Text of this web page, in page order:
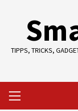
content
TIPPS, TRICKS,
Menu